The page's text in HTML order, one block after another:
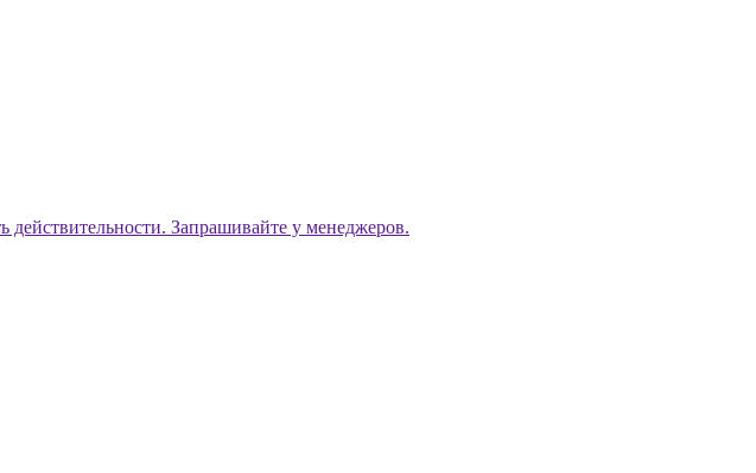
действительности. Запрашивайте у менеджеров.